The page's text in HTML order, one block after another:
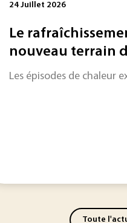
dans la collecte et le
24 Juillet 2026
Le
nouveau terrain
Les épisodes de chaleur
Toute